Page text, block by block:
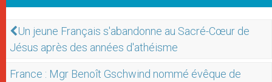
Un jeune Français s'abandonne au Sacré-Cœur de
Jésus après des années d'athéisme
France : Mgr Benoît Gschwind nommé évêque de